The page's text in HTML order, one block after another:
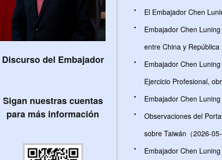
Discurso del Embajador
Sigan nuestras cuentas
para más información
El Embajador Chen
Embajador Chen
entre China y
Embajador Chen
Ejercicio Profesional,
Embajador Chen
Observaciones del
sobre Taiwán（2026-
Embajador Chen